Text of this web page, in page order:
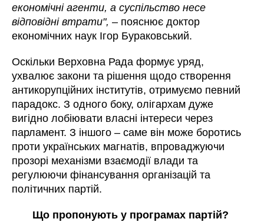
економічні агенти, а суспільство несе
відповідні втрати", – пояснює доктор
економічних наук Ігор Бураковський.
Оскільки Верховна Рада формує уряд,
ухвалює закони та рішення щодо створення
антикорупційних інститутів, отримуємо певний
парадокс. З одного боку, олігархам дуже
вигідно лобіювати власні інтереси через
парламент. З іншого – саме він може боротись
проти українських магнатів, впроваджуючи
прозорі механізми взаємодії влади та
регулюючи фінансування організацій та
політичних партій.
Що пропонують у програмах партій?